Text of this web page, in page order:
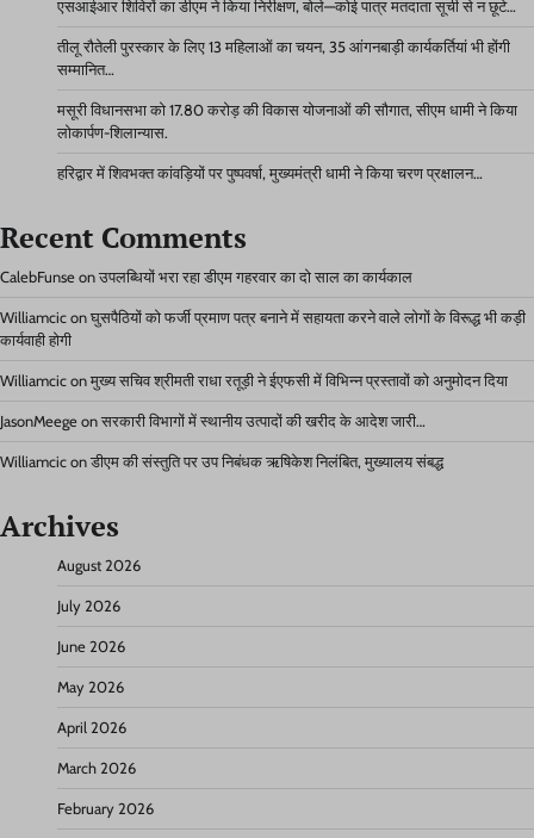
एसआईआर शिविरों का डीएम ने किया निरीक्षण, बोले—कोई पात्र मतदाता सूची से न छूटे…
तीलू रौतेली पुरस्कार के लिए 13 महिलाओं का चयन, 35 आंगनबाड़ी कार्यकर्तियां भी होंगी
सम्मानित…
मसूरी विधानसभा को 17.80 करोड़ की विकास योजनाओं की सौगात, सीएम धामी ने किया
लोकार्पण-शिलान्यास.
हरिद्वार में शिवभक्त कांवड़ियों पर पुष्पवर्षा, मुख्यमंत्री धामी ने किया चरण प्रक्षालन…
Recent Comments
CalebFunse on उपलब्धियों भरा रहा डीएम गहरवार का दो साल का कार्यकाल
Williamcic on घुसपैठियों को फर्जी प्रमाण पत्र बनाने में सहायता करने वाले लोगों के विरूद्ध भी कड़ी
कार्यवाही होगी
Williamcic on मुख्य सचिव श्रीमती राधा रतूड़ी ने ईएफसी में विभिन्न प्रस्तावों को अनुमोदन दिया
JasonMeege on सरकारी विभागों में स्थानीय उत्पादों की खरीद के आदेश जारी…
Williamcic on डीएम की संस्तुति पर उप निबंधक ऋषिकेश निलंबित, मुख्यालय संबद्ध
Archives
August 2026
July 2026
June 2026
May 2026
April 2026
March 2026
February 2026